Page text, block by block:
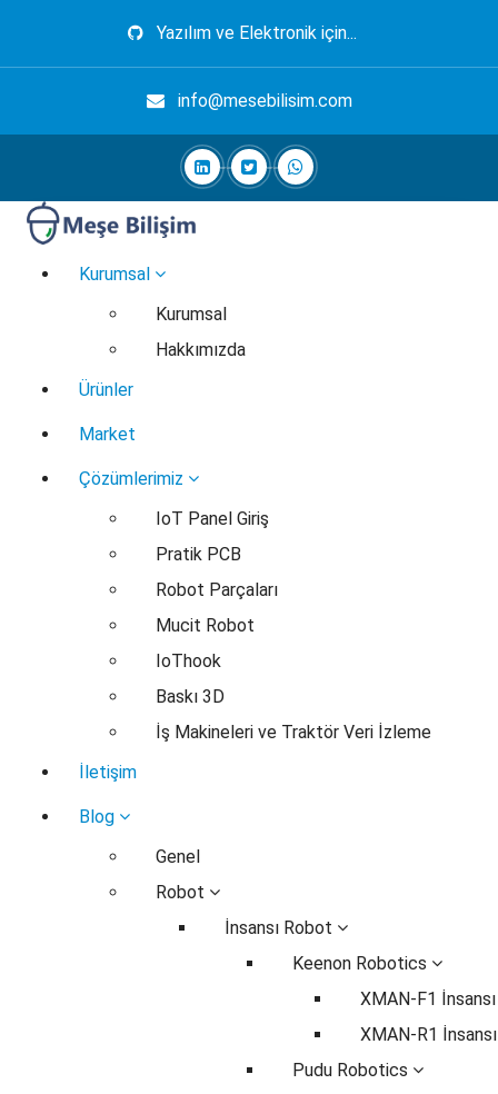
Yazılım ve Elektronik için...
info@mesebilisim.com
Elektronik, Yazılım, Otomasyon, Robotik
Kurumsal
Kurumsal
Hakkımızda
Ürünler
Market
Çözümlerimiz
IoT Panel Giriş
Pratik PCB
Robot Parçaları
Mucit Robot
IoThook
Baskı 3D
İş Makineleri ve Traktör Veri İzleme
İletişim
Blog
Genel
Robot
İnsansı Robot
Keenon Robotics
XMAN-F1
XMAN-R1
Pudu Robotics